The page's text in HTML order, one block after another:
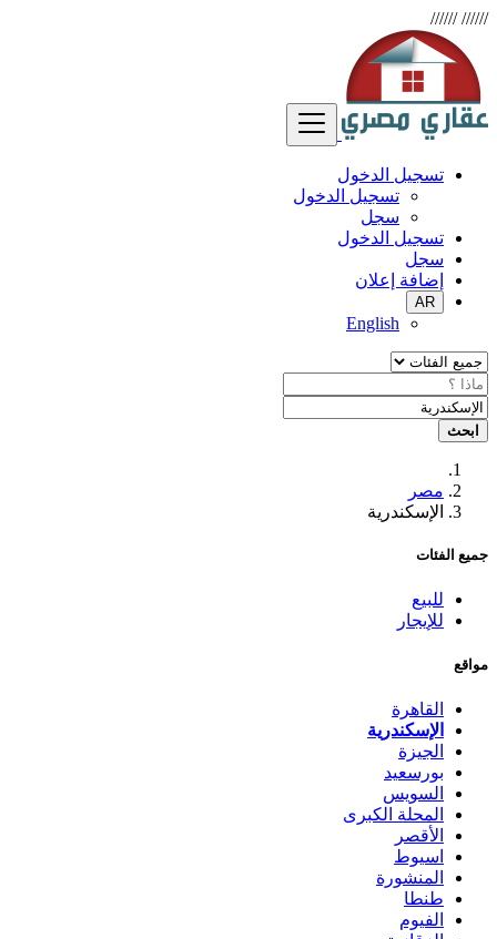
//////
//////
تسجيل الدخول
تسجيل الدخول
سجل
تسجيل الدخول
سجل
إضافة إعلان
AR
English
ابحث
مصر
الإسكندرية
جميع الفئات
للبيع
للإيجار
مواقع
القاهرة
الإسكندرية
الجيزة
بورسعيد
السويس
المحلة الكبرى
الأقصر
اسيوط
المنشورة
طنطا
الفيوم